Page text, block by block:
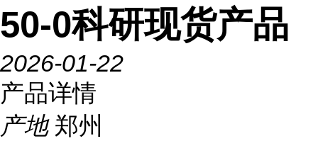
50-0科研现货产品
2026-01-22
产品详情
产地 郑州